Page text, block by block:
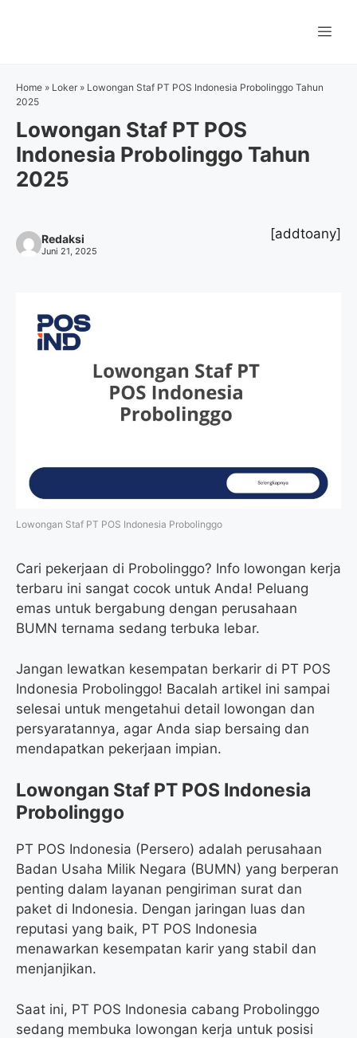
Home » Loker » Lowongan Staf PT POS Indonesia Probolinggo Tahun
2025
Lowongan Staf PT POS
Indonesia Probolinggo Tahun
2025
Redaksi
Juni 21, 2025
[addtoany]
Lowongan Staf PT POS Indonesia Probolinggo
Cari pekerjaan di Probolinggo? Info lowongan kerja
terbaru ini sangat cocok untuk Anda! Peluang
emas untuk bergabung dengan perusahaan
BUMN ternama sedang terbuka lebar.
Jangan lewatkan kesempatan berkarir di PT POS
Indonesia Probolinggo! Bacalah artikel ini sampai
selesai untuk mengetahui detail lowongan dan
persyaratannya, agar Anda siap bersaing dan
mendapatkan pekerjaan impian.
Lowongan Staf PT POS Indonesia
Probolinggo
PT POS Indonesia (Persero) adalah perusahaan
Badan Usaha Milik Negara (BUMN) yang berperan
penting dalam layanan pengiriman surat dan
paket di Indonesia. Dengan jaringan luas dan
reputasi yang baik, PT POS Indonesia
menawarkan kesempatan karir yang stabil dan
menjanjikan.
Saat ini, PT POS Indonesia cabang Probolinggo
sedang membuka lowongan kerja untuk posisi